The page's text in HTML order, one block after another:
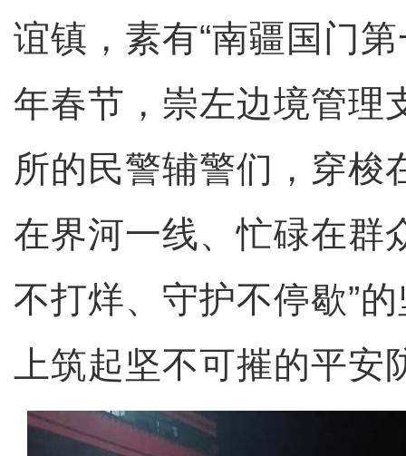
谊镇，素有“南疆国门
年春节，崇左边境管理
所的民警辅警们，穿梭
在界河一线、忙碌在群
不打烊、守护不停歇”
上筑起坚不可摧的平安